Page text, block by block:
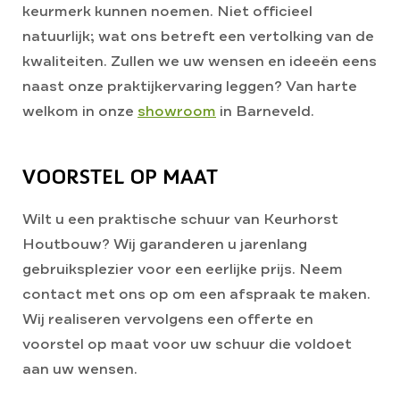
keurmerk kunnen noemen. Niet officieel
natuurlijk; wat ons betreft een vertolking van de
kwaliteiten. Zullen we uw wensen en ideeën eens
naast onze praktijkervaring leggen? Van harte
welkom in onze showroom in Barneveld.
VOORSTEL OP MAAT
Wilt u een praktische schuur van Keurhorst
Houtbouw? Wij garanderen u jarenlang
gebruiksplezier voor een eerlijke prijs. Neem
contact met ons op om een afspraak te maken.
Wij realiseren vervolgens een offerte en
voorstel op maat voor uw schuur die voldoet
aan uw wensen.